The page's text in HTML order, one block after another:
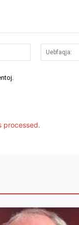
Email:*
processed.